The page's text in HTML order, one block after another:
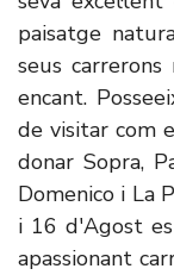
paisatge
seus
encant.
de visitar com
donar Sopra,
Domenico i La
i 16 d'Agost
apassionant